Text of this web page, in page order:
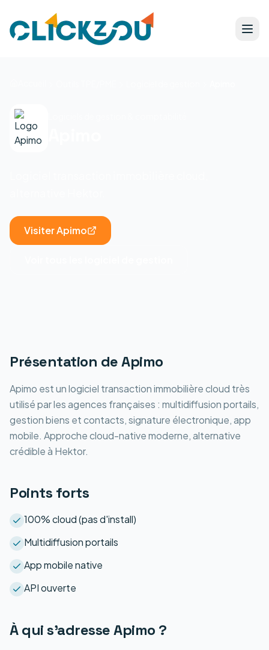
VisiterApimo
Présentation deApimo
Apimo est un logiciel transaction immobilière cloud très
utilisé par les agences françaises : multidiffusion portails,
gestion biens et contacts, signature électronique, app
mobile. Approche cloud-native moderne, alternative
crédible à Hektor.
Points forts
100% cloud (pas d'install)
Multidiffusion portails
App mobile native
API ouverte
À qui s'adresseApimo ?